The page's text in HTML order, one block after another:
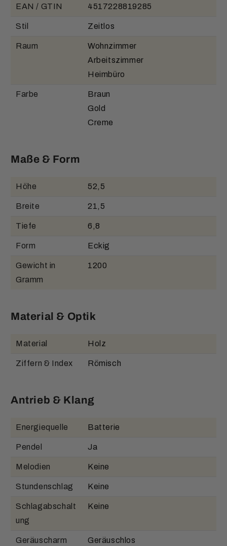
EAN / GTIN 4517228819285
Stil Zeitlos
Raum
Wohnzimmer
Arbeitszimmer
Heimbüro
Farbe
Braun
Gold
Creme
Maße & Form
Höhe 52,5
Breite 21,5
Tiefe 6,8
Form Eckig
Gewicht in
Gramm
1200
Material & Optik
Material Holz
Ziffern & Index Römisch
Antrieb & Klang
Energiequelle Batterie
Pendel Ja
Melodien Keine
Stundenschlag Keine
Schlagabschalt
ung
Keine
Geräuscharm Geräuschlos